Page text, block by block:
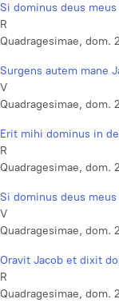
Si dominus deus
R
Quadragesimae, dom. 2
Surgens autem mane
V
Quadragesimae, dom. 2
Erit mihi dominus in
R
Quadragesimae, dom. 2
Si dominus deus
V
Quadragesimae, dom. 2
Oravit Jacob et dixit
R
Quadragesimae, dom. 2